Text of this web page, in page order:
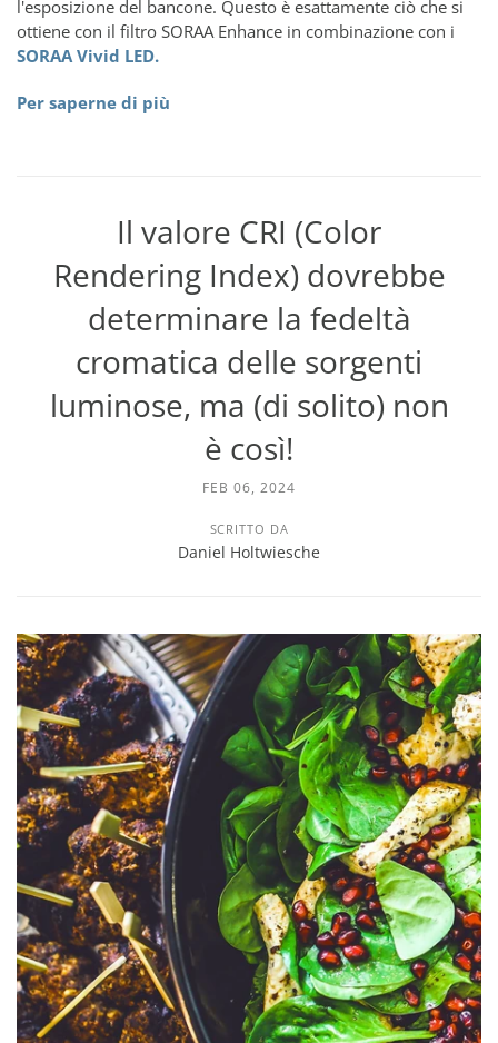
l'esposizione del bancone. Questo è esattamente ciò che si
ottiene con il filtro SORAA Enhance in combinazione con i
SORAA Vivid LED.
Per saperne di più
Il valore CRI (Color
Rendering Index) dovrebbe
determinare la fedeltà
cromatica delle sorgenti
luminose, ma (di solito) non
è così!
FEB 06, 2024
SCRITTO DA
Daniel Holtwiesche